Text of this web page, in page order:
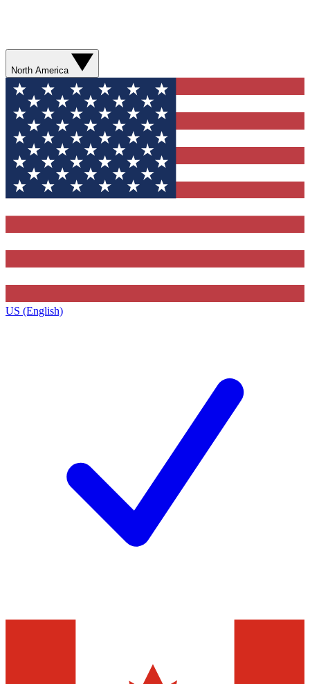
North America
US (English)